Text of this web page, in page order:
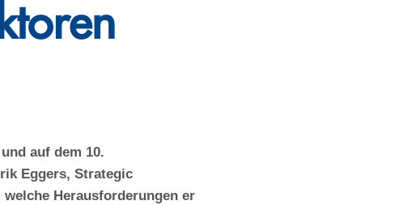
auf dem 10.
Eggers, Strategic
Herausforderungen er